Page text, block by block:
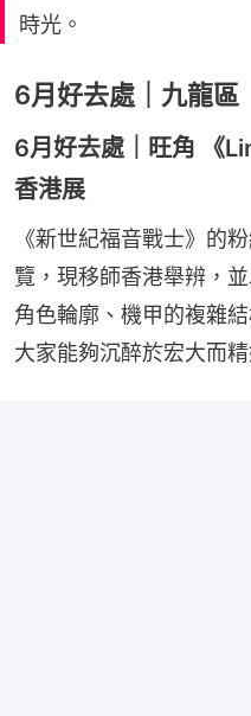
時光。
6月好去處｜九龍區
6月好去處｜旺角 《
香港展
《新世紀福音戰士》的
覽，現移師香港舉辨，
角色輪廓、機甲的複雜
大家能夠沉醉於宏大而